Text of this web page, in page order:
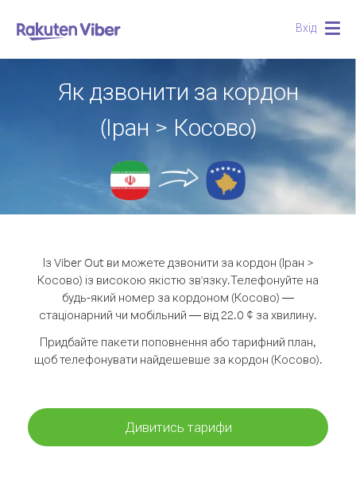
Вхід
Як дзвонити за кордон
(Іран > Косово)
Із Viber Out ви можете дзвонити за кордон (Іран >
Косово) із високою якістю зв'язку.Телефонуйте на
будь-який номер за кордоном (Косово) —
стаціонарний чи мобільний — від 22.0 ¢ за хвилину.
Придбайте пакети поповнення або тарифний план,
щоб телефонувати найдешевше за кордон (Косово).
Дивитись тарифи